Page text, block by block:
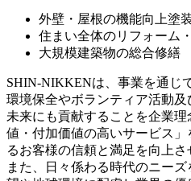
外壁・屋根の機能向上塗
住まい全体のリフォーム
大規模建築物の総合修繕
SHIN-NIKKENは、事業を通じ
環境保全やボランティア活動
未来にも貢献することを企業
値・付加価値の高いサービス
るお客様の信頼と満足を向上さ
また、日々係わる時代のニー